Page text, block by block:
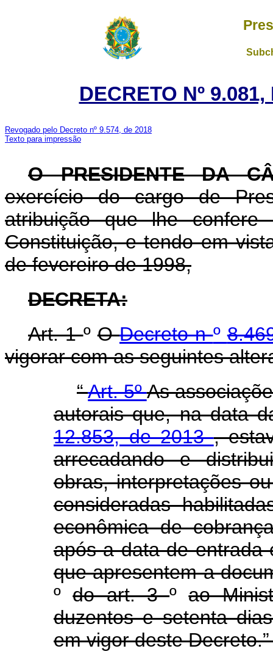
DECRETO Nº
Revogado pelo Decreto nº 9.574, de 2018
Texto para impressão
O PRESIDENTE DA
exercício do cargo de
atribuição que lhe
Constituição, e tendo em
de fevereiro de 1998,
DECRETA:
Art. 1ºODecreto nº
vigorar com as seguintes
“Art. 5ºAs
autorais que, na data
12.853, de 2013,
arrecadando e
obras, interpretações
consideradas
econômica de
após a data de entrada
que apresentem a
ºdo art. 3ºao
duzentos e setenta
em vigor deste